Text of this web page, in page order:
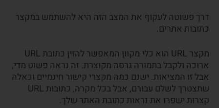
דרך פשוטה לעקוף את המצב הזה היא להשתמש במקצר
כתובות אתרים.
מקצר URL הוא כלי מקוון המאפשר להזין כתובת URL
ארוכה ולקבל בתמורה גרסה מקוצרת. זה נראה פשוט מדי,
אבל זו המציאות. ישנם כמה מקצרי קישור חינמיים וכאלה
שתצטרך לשלם עבורם, אבל בכל מקרה, כתובות URL
קצרות ישפרו את נראות כתובת האתר שלך.